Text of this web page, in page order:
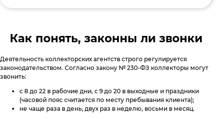
Как понять, законны ли звонки
Деятельность коллекторских агентств строго регулируется
законодательством. Согласно закону № 230-ФЗ коллекторы могут
звонить:
с 8 до 22 в рабочие дни, с 9 до 20 в выходные и праздники
(часовой пояс считается по месту пребывания клиента);
не чаще раза в день, двух раз в неделю, восьми в месяц.